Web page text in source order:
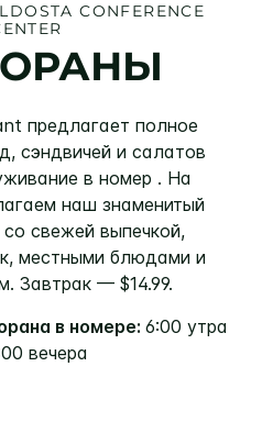
CONFERENCE
предлагает полное
сэндвичей и салатов
в номер . На
наш знаменитый
свежей выпечкой,
местными блюдами и
Завтрак — $14.99.
в номере: 6:00 утра
вечера